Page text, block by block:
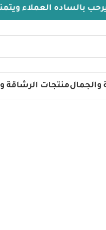
العملاء ويتمنى
والجمالمنتجات الرشاقة